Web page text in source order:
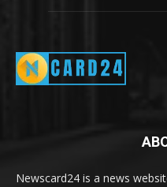
Newscard24 is a news